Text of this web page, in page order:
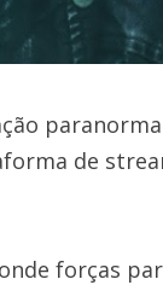
de
forças